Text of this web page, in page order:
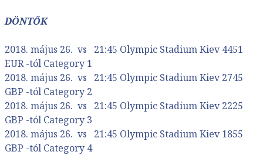
DÖNTŐK
2018. május 26. vs 21:45 Olympic Stadium Kiev 4451
EUR -tól Category 1
2018. május 26. vs 21:45 Olympic Stadium Kiev 2745
GBP -tól Category 2
2018. május 26. vs 21:45 Olympic Stadium Kiev 2225
GBP -tól Category 3
2018. május 26. vs 21:45 Olympic Stadium Kiev 1855
GBP -tól Category 4